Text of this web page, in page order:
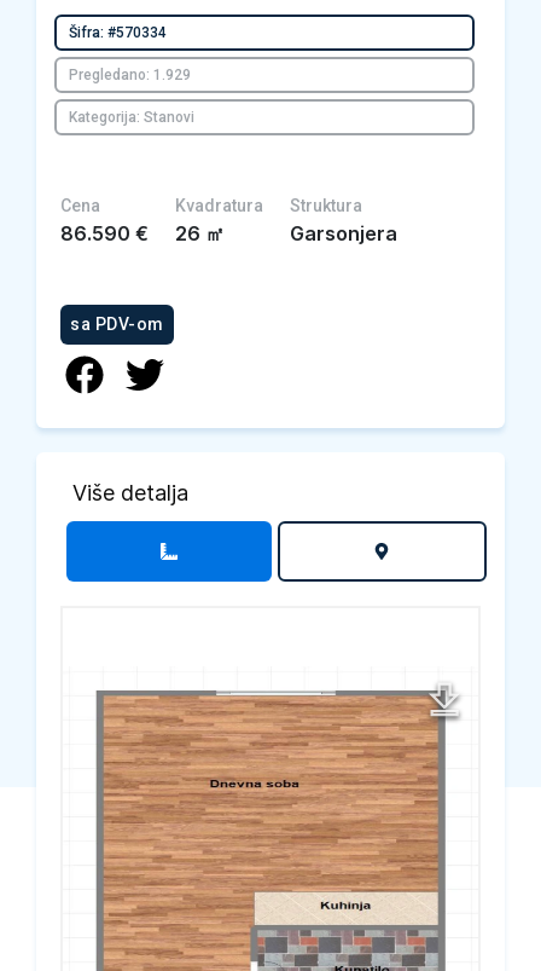
Šifra: #570334
Pregledano: 1.929
Kategorija: Stanovi
Cena
86.590 €
Kvadratura
26 ㎡
Struktura
Garsonjera
sa PDV-om
Više detalja